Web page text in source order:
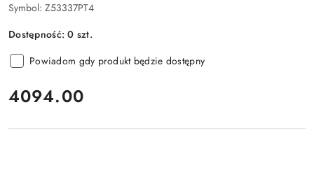
Symbol: Z53337PT4
Dostępność:0 szt.
Powiadom gdy produkt będzie dostępny
cena:
4094.00